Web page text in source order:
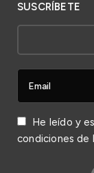
SUSCRÍBETE
He leído y
condiciones de